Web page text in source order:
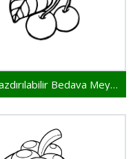
Yazdırılabilir Bedava Meyveler